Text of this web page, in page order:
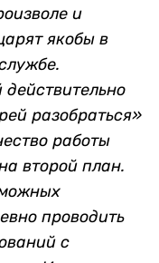
и
якобы в
разобраться»
работы
второй план.
проводить
с